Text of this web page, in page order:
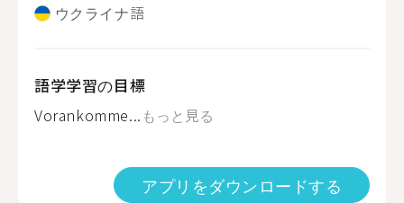
ウクライナ語
語学学習の目標
Vorankomme... もっと見る
アプリをダウンロードする